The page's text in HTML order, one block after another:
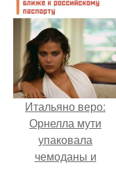
Итальяно веро:
Орнелла мути
упаковала
чемоданы и